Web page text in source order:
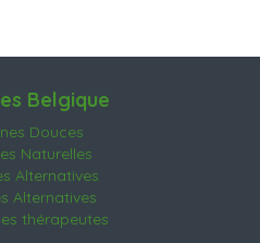
Belgique
Douces
Naturelles
Alternatives
Alternatives
thérapeutes